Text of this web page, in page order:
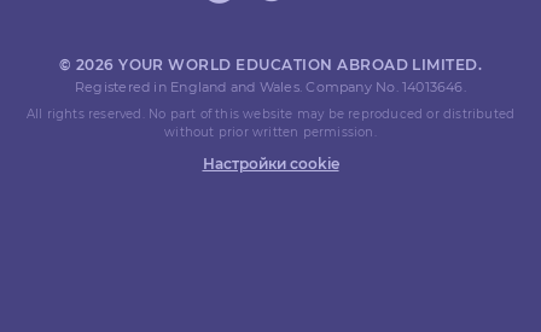
© 2026 YOUR WORLD EDUCATION ABROAD LIMITED.
Registered in England and Wales. Company No. 14013646.
All rights reserved. No part of this website may be reproduced or distributed
without prior written permission.
Настройки cookie